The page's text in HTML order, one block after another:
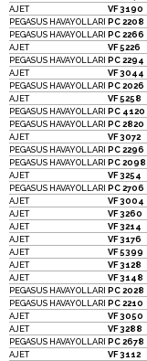
AJET
VF 3190
PEGASUS HAVAYOLLARI PC 2208
PEGASUS HAVAYOLLARI PC 2266
AJET
VF 5226
PEGASUS HAVAYOLLARI PC 2294
AJET
VF 3044
PEGASUS HAVAYOLLARI PC 2026
AJET
VF 5258
PEGASUS HAVAYOLLARI PC 4120
PEGASUS HAVAYOLLARI PC 2820
AJET
VF 3072
PEGASUS HAVAYOLLARI PC 2296
PEGASUS HAVAYOLLARI PC 2098
AJET
VF 3254
PEGASUS HAVAYOLLARI PC 2706
AJET
VF 3004
AJET
VF 3260
AJET
VF 3214
AJET
VF 3176
AJET
VF 5399
AJET
VF 3128
AJET
VF 3148
PEGASUS HAVAYOLLARI PC 2028
PEGASUS HAVAYOLLARI PC 2210
AJET
VF 3050
AJET
VF 3288
PEGASUS HAVAYOLLARI PC 2678
AJET
VF 3112